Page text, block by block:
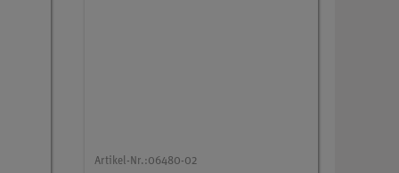
Artikel-Nr.:06480-02